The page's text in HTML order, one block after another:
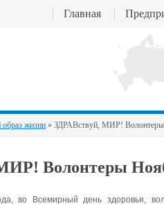
Главная
жизни » ЗДРАВствуй, МИР!
Волонтеры
во Всемирный день здоровья,